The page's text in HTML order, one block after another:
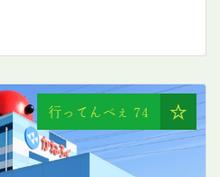
行ってんべぇ 74